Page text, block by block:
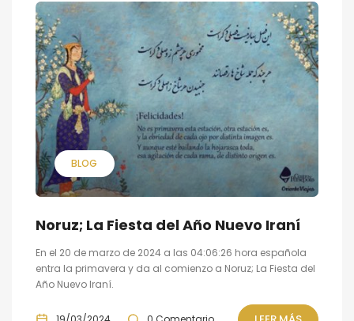
BLOG
Noruz; La Fiesta del Año Nuevo Iraní
En el 20 de marzo de 2024 a las 04:06:26 hora española
entra la primavera y da al comienzo a Noruz; La Fiesta del
Año Nuevo Iraní.